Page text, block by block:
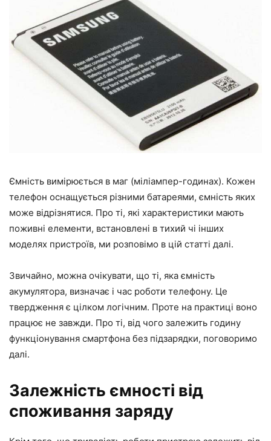
Ємність вимірюється в маг (міліампер-годинах). Кожен
телефон оснащується різними батареями, ємність яких
може відрізнятися. Про ті, які характеристики мають
поживні елементи, встановлені в тихий чі інших
моделях пристроїв, ми розповімо в цій статті далі.
Звичайно, можна очікувати, що ті, яка ємність
акумулятора, визначає і час роботи телефону. Це
твердження є цілком логічним. Проте на практиці воно
працює не завжди. Про ті, від чого залежить годину
функціонування смартфона без підзарядки, поговоримо
далі.
Залежність ємності від
споживання заряду